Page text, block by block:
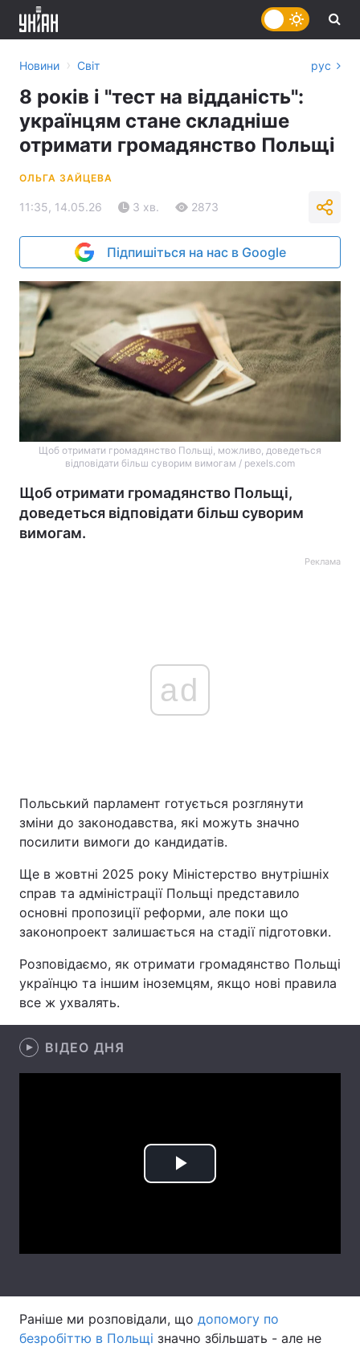
Україна Політика
Спорт Наука
Техно і зв'язок Лайт
Зброя Інциденти
Здоров'я
Цікавинки
Екологія Регіони
Статті
Послуги
Новини › Світ рус
8 років і "тест на відданість":
українцям стане складніше
отримати громадянство Польщі
ОЛЬГА ЗАЙЦЕВА
11:35, 14.05.26 3 хв. 2873
Підпишіться на нас в Google
Щоб отримати громадянство Польщі, можливо, доведеться
відповідати більш суворим вимогам / pexels.com
Щоб отримати громадянство Польщі,
доведеться відповідати більш суворим
вимогам.
Реклама
ad
Польський парламент готується розглянути
зміни до законодавства, які можуть значно
посилити вимоги до кандидатів.
Ще в жовтні 2025 року Міністерство внутрішніх
справ та адміністрації Польщі представило
основні пропозиції реформи, але поки що
законопроект залишається на стадії підготовки.
Розповідаємо, як отримати громадянство Польщі
українцю та іншим іноземцям, якщо нові правила
все ж ухвалять.
ВІДЕО ДНЯ
Play
Раніше ми розповідали, що допомогу по
безробіттю в Польщі значно збільшать - але не